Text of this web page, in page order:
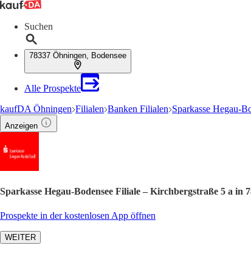
Suchen
78337 Öhningen, Bodensee
Alle Prospekte
kaufDA Öhningen Filialen Banken Filialen Sparkasse Hegau-
Anzeigen
Sparkasse Hegau-Bodensee Filiale – Kirchbergstraße 5 a in
Prospekte in der kostenlosen App öffnen
WEITER